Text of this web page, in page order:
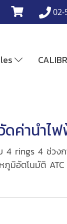
02-
ค่านำไ
4 rings 4 ช่วง
ภูมิอัตโนมัติ